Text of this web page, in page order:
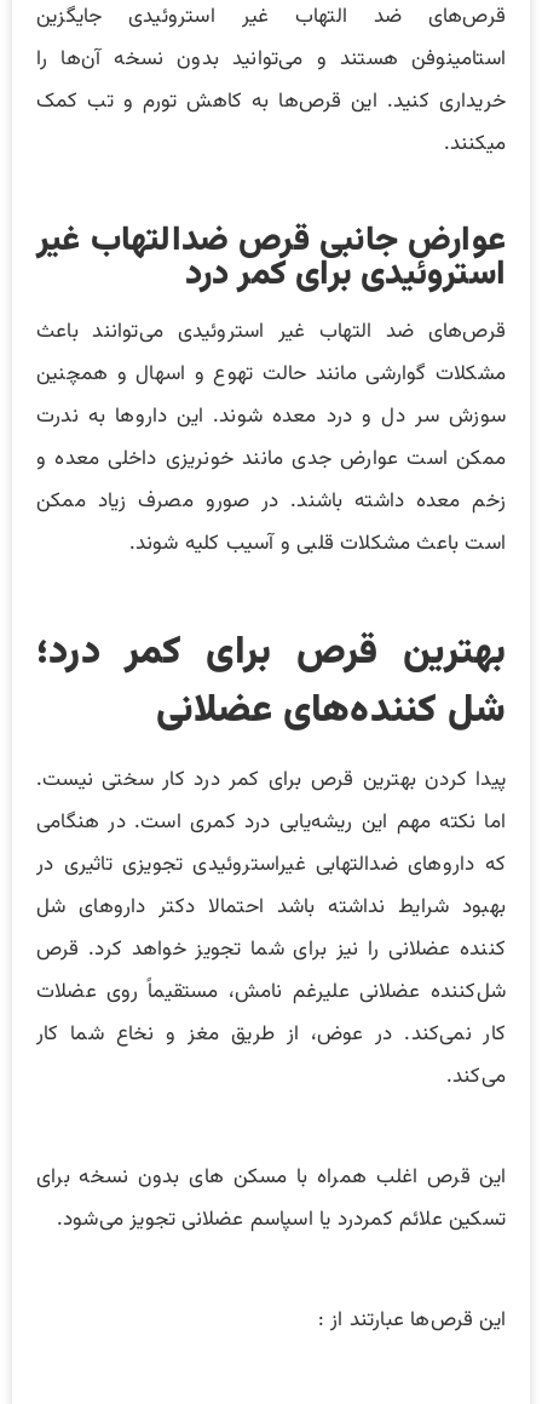
قرص‌های ضد التهاب غیر استروئیدی جایگزین
استامینوفن هستند و می‌توانید بدون نسخه آن‌ها را
خریداری کنید. این قرص‌ها به کاهش تورم و تب کمک
میکنند.
عوارض جانبی قرص ضدالتهاب غیر
استروئیدی برای کمر درد
قرص‌های ضد التهاب غیر استروئیدی می‌توانند باعث
مشکلات گوارشی مانند حالت تهوع و اسهال و همچنین
سوزش سر دل و درد معده شوند. این داروها به ندرت
ممکن است عوارض جدی مانند خونریزی داخلی معده و
زخم معده داشته باشند. در صورو مصرف زیاد ممکن
است باعث مشکلات قلبی و آسیب کلیه شوند.
بهترین قرص برای کمر درد؛
شل کننده‌های عضلانی
پیدا کردن بهترین قرص برای کمر درد کار سختی نیست.
اما نکته مهم این ریشه‌یابی درد کمری است. در هنگامی
که داروهای ضدالتهابی غیراستروئیدی تجویزی تاثیری در
بهبود شرایط نداشته باشد احتمالا دکتر داروهای شل
کننده عضلانی را نیز برای شما تجویز خواهد کرد. قرص
شل‌کننده عضلانی علیرغم نامش، مستقیماً روی عضلات
کار نمی‌کند. در عوض، از طریق مغز و نخاع شما کار
می‌کند.
این قرص اغلب همراه با مسکن های بدون نسخه برای
تسکین علائم کمردرد یا اسپاسم عضلانی تجویز می‌شود.
این قرص‌ها عبارتند از :